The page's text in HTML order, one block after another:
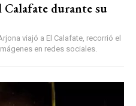
durante su
viajó a El Calafate, recorrió el
en redes sociales.